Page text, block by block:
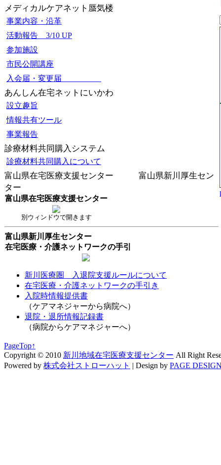
メディカルケアネット蜃気楼
事業内容・沿革
活動報告 3/10 UP
参加施設
市民公開講座
入会届・変更届
あんしん在宅ネットにいかわ
設立趣旨
情報共有ツール
事業報告
診療材料共同購入システム
診療材料共同購入について
富山県在宅医療支援センター 富山県新川厚生セン
ター
富山県在宅医療支援センター
別ウィンドウで開きます
富山県新川厚生センター
在宅医療・介護ネットワークの手引
新川医療圏 入退院支援ルールについて
在宅医療・介護ネットワークの手引き
入院時情報提供書
（ケアマネジャーから病院へ）
退院・退所情報記録書
（病院からケアマネジャーへ）
PageTop↑
Copyright © 2010 新川地域在宅医療支援センター All Right
Powered by 株式会社ストローハット | Design by PAGE